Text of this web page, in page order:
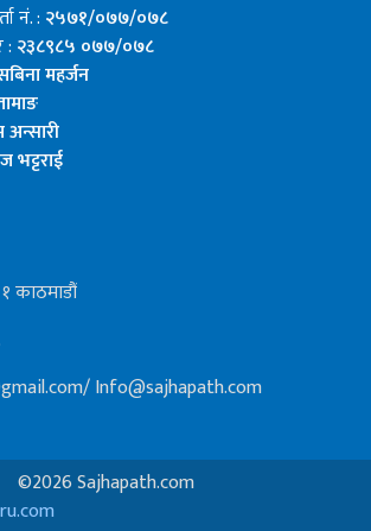
नं. : २५७१/०७७/०७८
: २३८९८५ ०७७/०७८
महर्जन
भट्टराई
काठमाडौं
/Info@sajhapath.com
©2026 Sajhapath.com